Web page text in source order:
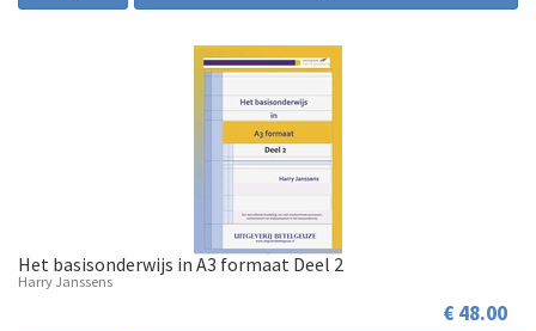
Het basisonderwijs in A3 formaat Deel 2
Harry Janssens
€ 48.00